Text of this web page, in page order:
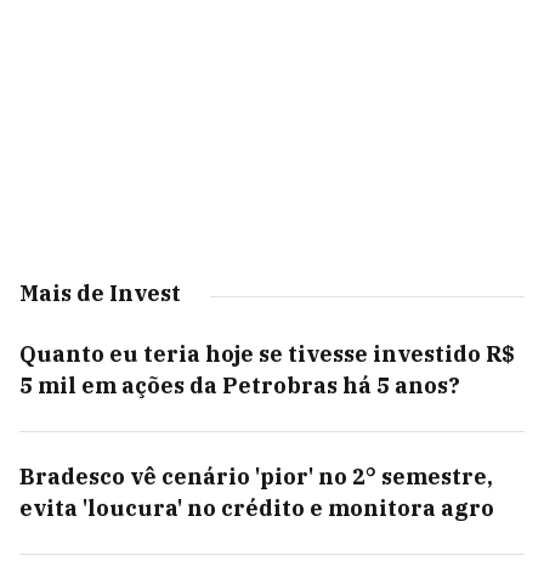
Mais de Invest
Quanto eu teria hoje se tivesse investido R$
5 mil em ações da Petrobras há 5 anos?
Bradesco vê cenário 'pior' no 2° semestre,
evita 'loucura' no crédito e monitora agro